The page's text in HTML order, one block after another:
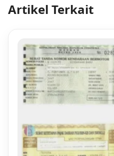
Artikel Terkait